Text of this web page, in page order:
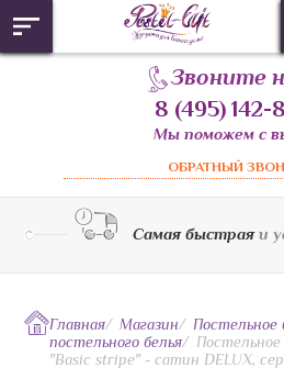
Звоните
8 (495) 142-
Мы поможем с
ОБРАТНЫЙ
Самая быстраяи
Главная/ Магазин/ Постельное
постельного белья/ Постельное
"Basic stripe" - сатин DELUX,